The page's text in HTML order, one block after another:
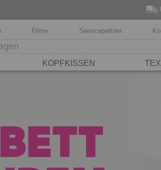
Filme Servicepartner
KOPFKISSEN